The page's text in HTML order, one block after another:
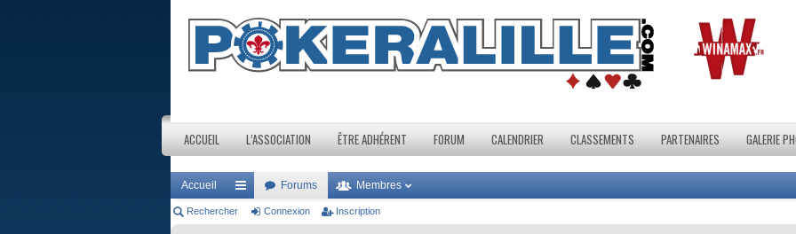
ACCUEIL L’ASSOCIATION ÊTRE ADHÉRENT FORUM CALENDRIER CLASSEMENTS PARTENAIRES GALERIE
Accueil
ac
Forums Membres
Rechercher Connexion Inscription